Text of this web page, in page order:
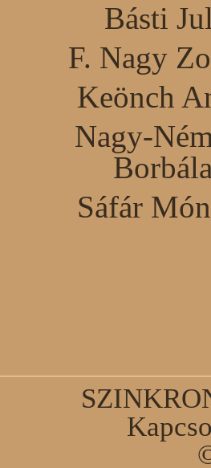
Básti
F. Nagy
Keönch
Nagy-
Borbála
Sáfár